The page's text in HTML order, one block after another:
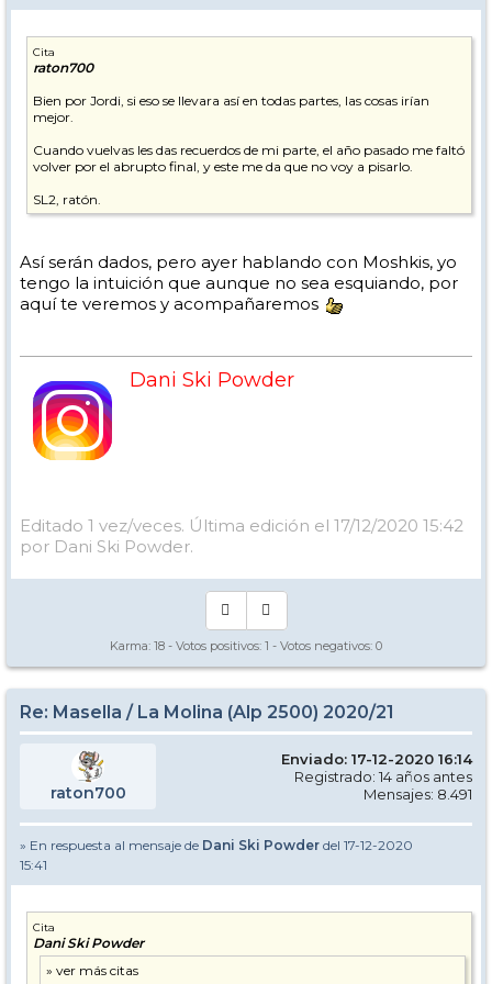
Cita
raton700
Bien por Jordi, si eso se llevara así en todas partes, las cosas irían
mejor.
Cuando vuelvas les das recuerdos de mi parte, el año pasado me faltó
volver por el abrupto final, y este me da que no voy a pisarlo.
SL2, ratón.
Así serán dados, pero ayer hablando con Moshkis, yo
tengo la intuición que aunque no sea esquiando, por
aquí te veremos y acompañaremos
Dani Ski Powder
Editado 1 vez/veces. Última edición el 17/12/2020 15:42
por Dani Ski Powder.
Karma: 18 - Votos positivos: 1 - Votos negativos: 0
Re: Masella / La Molina (Alp 2500) 2020/21
raton700
Enviado: 17-12-2020 16:14
Registrado: 14 años antes
Mensajes: 8.491
» En respuesta al mensaje de Dani Ski Powder del 17-12-2020
15:41
Cita
Dani Ski Powder